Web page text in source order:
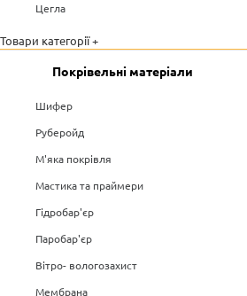
Цегла
Товари категорії +
Покрівельні матеріали
Шифер
Руберойд
М'яка покрівля
Мастика та праймери
Гідробар'єр
Паробар'єр
Вітро- вологозахист
Мембрана